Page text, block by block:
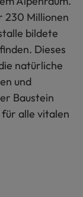
230 Millionen
bildete
Dieses
natürliche
und
Baustein
für alle vitalen